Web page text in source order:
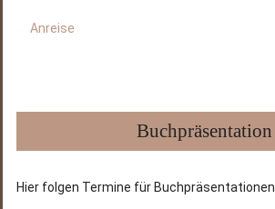
Anreise
Buchpräsentation
Hier folgen Termine für Buchpräsentationen